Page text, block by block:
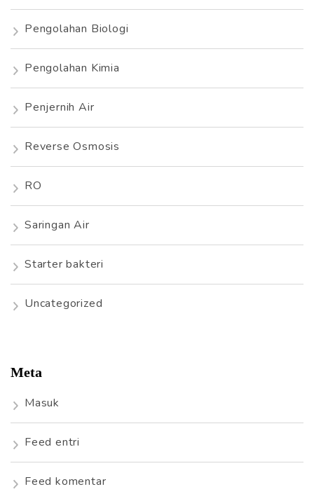
Pengolahan Biologi
Pengolahan Kimia
Penjernih Air
Reverse Osmosis
RO
Saringan Air
Starter bakteri
Uncategorized
Meta
Masuk
Feed entri
Feed komentar